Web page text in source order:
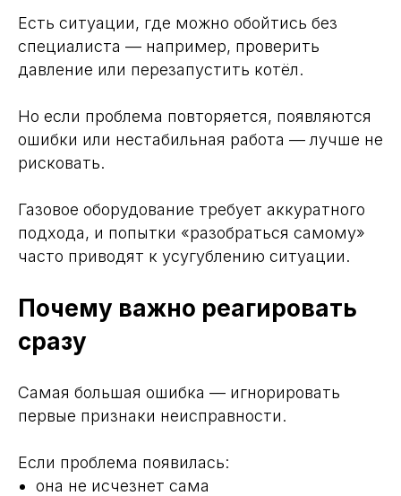
Есть ситуации, где можно обойтись без
специалиста — например, проверить
давление или перезапустить котёл.
Но если проблема повторяется, появляются
ошибки или нестабильная работа — лучше не
рисковать.
Газовое оборудование требует аккуратного
подхода, и попытки «разобраться самому»
часто приводят к усугублению ситуации.
Почему важно реагировать
сразу
Самая большая ошибка — игнорировать
первые признаки неисправности.
Если проблема появилась:
она не исчезнет сама
Контакты компании
ПРОГАЗ
+7 (982) 117-67-53
Посмореть на карте
Алексеев Андрей
директор
Иванов Александр
sivan24@bk.ru